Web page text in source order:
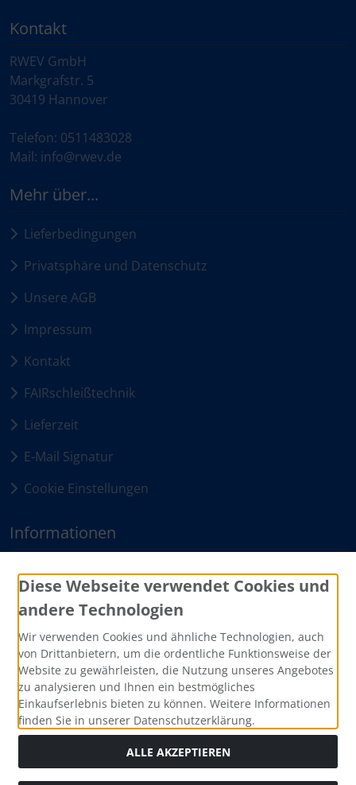
Kontakt
RWEV GmbH
Markgrafstr. 5
30419 Hannover
Telefon: 0511483028
Mail: info@rwev.de
Mehr über...
Lieferbedingungen
Privatsphäre und Datenschutz
Unsere AGB
Impressum
Kontakt
FAIRschleißtechnik
Lieferzeit
E-Mail Signatur
Cookie Einstellungen
Informationen
Sitemap
Zahlungsmethoden
Diese Webseite verwendet Cookies und
andere Technologien
Wir verwenden Cookies und ähnliche Technologien, auch
von Drittanbietern, um die ordentliche Funktionsweise der
Website zu gewährleisten, die Nutzung unseres Angebotes
zu analysieren und Ihnen ein bestmögliches
Einkaufserlebnis bieten zu können. Weitere Informationen
finden Sie in unserer Datenschutzerklärung.
ALLE AKZEPTIEREN